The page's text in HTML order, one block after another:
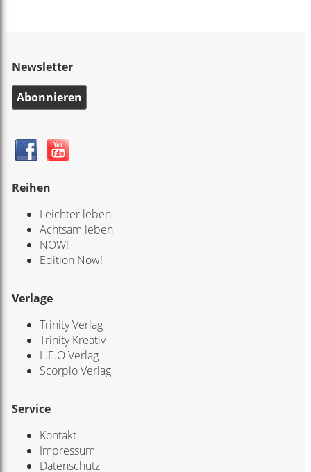
Newsletter
Abonnieren
Reihen
Leichter leben
Achtsam leben
NOW!
Edition Now!
Verlage
Trinity Verlag
Trinity Kreativ
L.E.O Verlag
Scorpio Verlag
Service
Kontakt
Impressum
Datenschutz